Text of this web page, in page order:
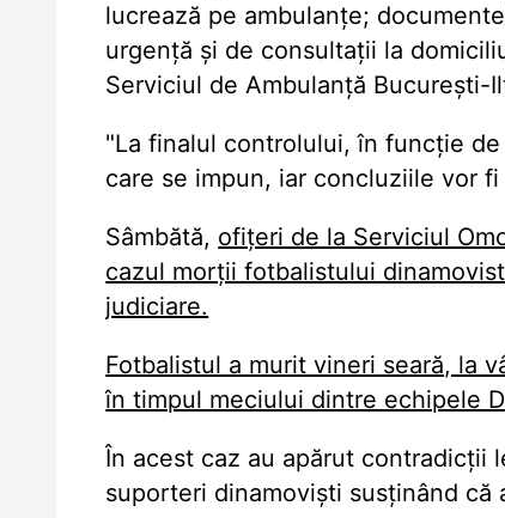
lucrează pe ambulanțe;
urgență și de consultații la
Serviciul de Ambulanță București-
"La finalul controlului, în funcție
care se impun, iar concluziile vor
Sâmbătă, ofițeri de la Serviciul
cazul morții fotbalistului
judiciare.
Fotbalistul a murit vineri seară, la
în timpul meciului dintre echipele
În acest caz au apărut contradicții
suporteri dinamoviști susținând